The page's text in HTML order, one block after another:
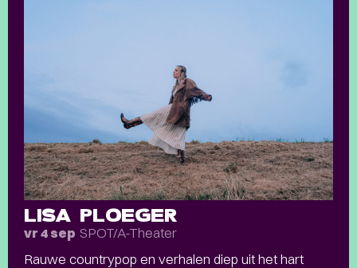
LISA PLOEGER
vr 4 sep SPOT/A-Theater
Rauwe countrypop en verhalen diep uit het hart